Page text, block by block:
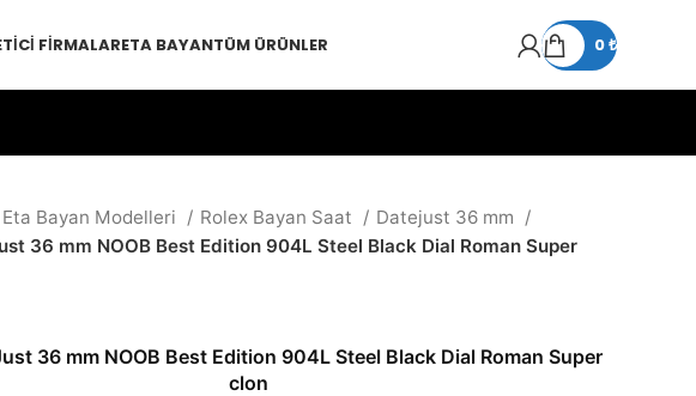
FIRMALARETA BAYANTÜM ÜRÜNLER 0₺
Eta Bayan Modelleri Rolex Bayan Saat
Datejust 36 mm
36 mm NOOB Best Edition 904L Steel Black Dial Roman Super
36 mm NOOB Best Edition 904L Steel Black Dial Roman Super
clon